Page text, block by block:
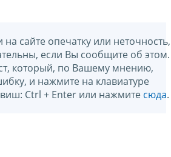
сайте опечатку или неточность,
если Вы сообщите об этом.
который, по Вашему мнению,
и нажмите на клавиатуре
Ctrl + Enter или нажмите сюда.